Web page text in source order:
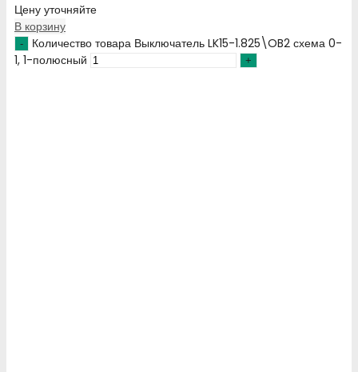
Цену уточняйте
В корзину
Количество товара Выключатель LK15-1.825\OB2 схема 0-
1, 1-полюсный